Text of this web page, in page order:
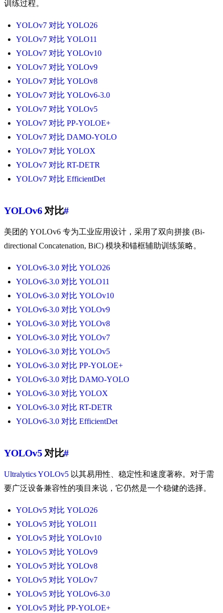
训练过程。
YOLOv7 对比 YOLO26
YOLOv7 对比 YOLO11
YOLOv7 对比 YOLOv10
YOLOv7 对比 YOLOv9
YOLOv7 对比 YOLOv8
YOLOv7 对比 YOLOv6-3.0
YOLOv7 对比 YOLOv5
YOLOv7 对比 PP-YOLOE+
YOLOv7 对比 DAMO-YOLO
YOLOv7 对比 YOLOX
YOLOv7 对比 RT-DETR
YOLOv7 对比 EfficientDet
YOLOv6对比#
美团的 YOLOv6 专为工业应用设计，采用了双向拼接 (Bi-
directional Concatenation, BiC) 模块和锚框辅助训练策略。
YOLOv6-3.0 对比 YOLO26
YOLOv6-3.0 对比 YOLO11
YOLOv6-3.0 对比 YOLOv10
YOLOv6-3.0 对比 YOLOv9
YOLOv6-3.0 对比 YOLOv8
YOLOv6-3.0 对比 YOLOv7
YOLOv6-3.0 对比 YOLOv5
YOLOv6-3.0 对比 PP-YOLOE+
YOLOv6-3.0 对比 DAMO-YOLO
YOLOv6-3.0 对比 YOLOX
YOLOv6-3.0 对比 RT-DETR
YOLOv6-3.0 对比 EfficientDet
YOLOv5对比#
Ultralytics YOLOv5 以其易用性、稳定性和速度著称。对于需
要广泛设备兼容性的项目来说，它仍然是一个稳健的选择。
YOLOv5 对比 YOLO26
YOLOv5 对比 YOLO11
YOLOv5 对比 YOLOv10
YOLOv5 对比 YOLOv9
YOLOv5 对比 YOLOv8
YOLOv5 对比 YOLOv7
YOLOv5 对比 YOLOv6-3.0
YOLOv5 对比 PP-YOLOE+